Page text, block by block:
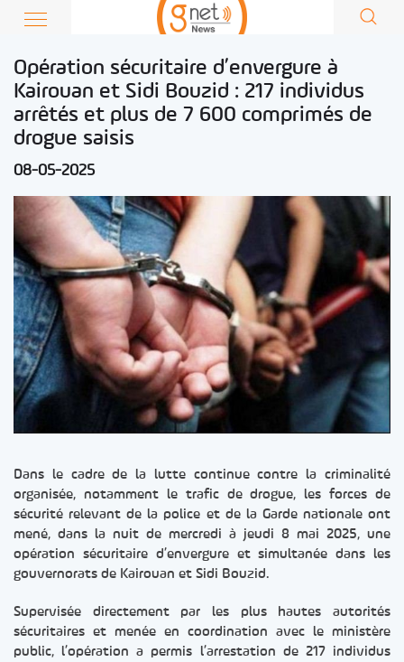
Opération sécuritaire d’envergure à
Kairouan et Sidi Bouzid : 217 individus
arrêtés et plus de 7 600 comprimés de
drogue saisis
08-05-2025
Dans le cadre de la lutte continue contre la criminalité
organisée, notamment le trafic de drogue, les forces de
sécurité relevant de la police et de la Garde nationale ont
mené, dans la nuit de mercredi à jeudi 8 mai 2025, une
opération sécuritaire d’envergure et simultanée dans les
gouvernorats de Kairouan et Sidi Bouzid.
Supervisée directement par les plus hautes autorités
sécuritaires et menée en coordination avec le ministère
public, l’opération a permis l’arrestation de 217 individus